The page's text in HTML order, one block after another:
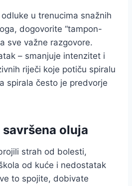
u trenucima snažnih
dogovorite “tampon-
sve važne razgovore.
– smanjuje intenzitet i
riječi koje potiču spiralu
spirala često je predvorje
oluja
strah od bolesti,
od kuće i nedostatak
to spojite, dobivate